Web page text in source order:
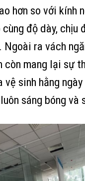
hơn so với kính
độ dày, chịu
Ngoài ra vách
còn mang lại sự
vệ sinh hằng
sáng bóng và